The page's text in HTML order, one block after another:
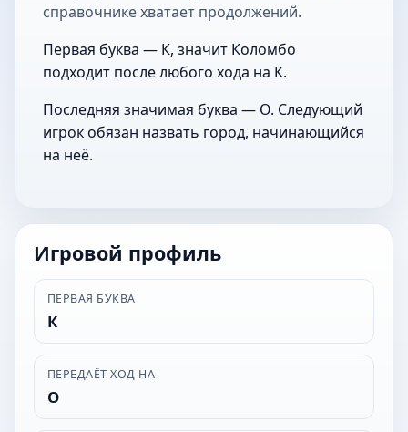
справочнике хватает продолжений.
Первая буква — К, значит Коломбо
подходит после любого хода на К.
Последняя значимая буква — О. Следующий
игрок обязан назвать город, начинающийся
на неё.
Игровой профиль
ПЕРВАЯ БУКВА
К
ПЕРЕДАЁТ ХОД НА
О